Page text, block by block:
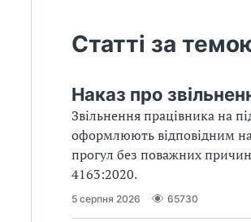
Статті за
Наказ про
Звільнення працівника на
оформлюють відповідним
прогул без поважних
4163:2020.
5 серпня 2026 65730